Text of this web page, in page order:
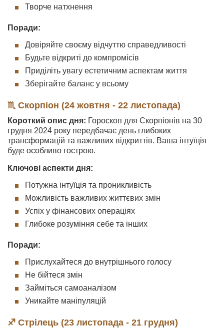
Творче натхнення
Поради:
Довіряйте своєму відчуттю справедливості
Будьте відкриті до компромісів
Приділіть увагу естетичним аспектам життя
Зберігайте баланс у всьому
♏ Скорпіон (24 жовтня - 22 листопада)
Короткий опис дня: Гороскоп для Скорпіонів на 30
грудня 2024 року передбачає день глибоких
трансформацій та важливих відкриттів. Ваша інтуїція
буде особливо гострою.
Ключові аспекти дня:
Потужна інтуїція та проникливість
Можливість важливих життєвих змін
Успіх у фінансових операціях
Глибоке розуміння себе та інших
Поради:
Прислухайтеся до внутрішнього голосу
Не бійтеся змін
Займіться самоаналізом
Уникайте маніпуляцій
♐ Стрілець (23 листопада - 21 грудня)